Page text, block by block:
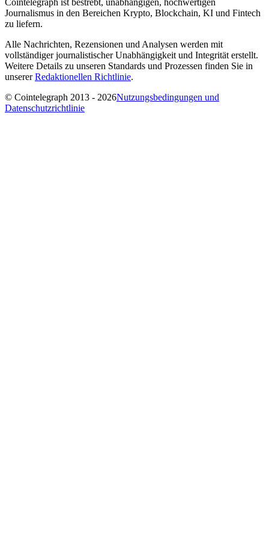
Journalismus in den Bereichen Krypto, Blockchain, KI und Fintech
zu liefern.
Alle Nachrichten, Rezensionen und Analysen werden mit
vollständiger journalistischer Unabhängigkeit und Integrität erstellt.
Weitere Details zu unseren Standards und Prozessen finden Sie in
unsererRedaktionellen Richtlinie.
© Cointelegraph 2013 - 2026Nutzungsbedingungen und
Datenschutzrichtlinie